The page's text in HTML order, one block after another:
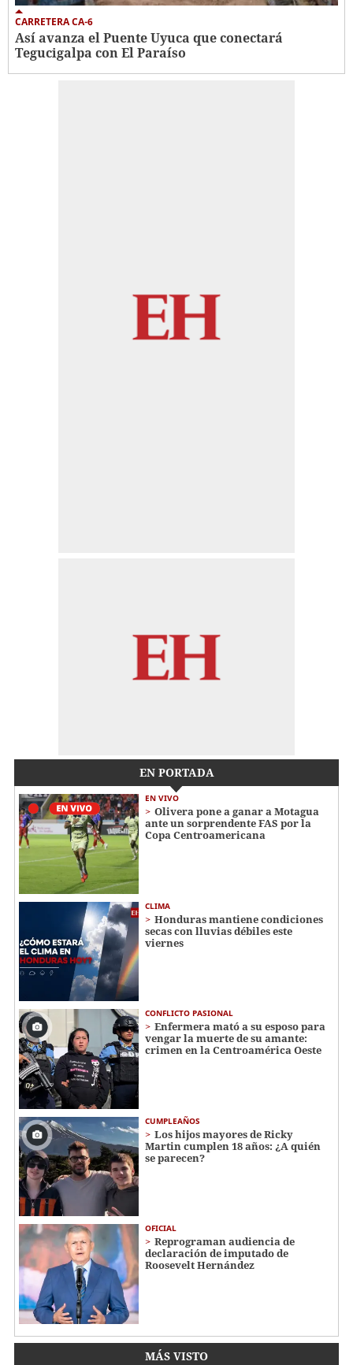
CARRETERA CA-6
Así avanza el Puente Uyuca que conectará
Tegucigalpa con El Paraíso
EN PORTADA
EN VIVO
Olivera pone a ganar a Motagua
ante un sorprendente FAS por la
Copa Centroamericana
CLIMA
Honduras mantiene condiciones
secas con lluvias débiles este
viernes
CONFLICTO PASIONAL
Enfermera mató a su esposo para
vengar la muerte de su amante:
crimen en la Centroamérica Oeste
CUMPLEAÑOS
Los hijos mayores de Ricky
Martin cumplen 18 años: ¿A quién
se parecen?
OFICIAL
Reprograman audiencia de
declaración de imputado de
Roosevelt Hernández
MÁS VISTO